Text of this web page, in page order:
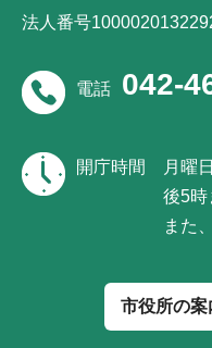
法人番号
電話 042-
開庁時間
月曜
後5時
また
市役所の案